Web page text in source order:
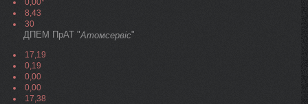
0,00*
8,43
30
ДПЕМ ПрАТ "Атомсервiс"
17,19
0,19
0,00
0,00
17,38